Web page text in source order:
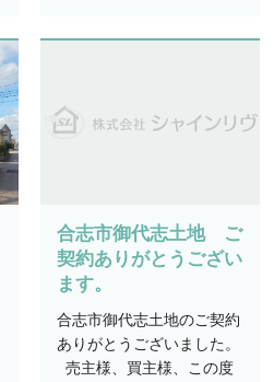
合志市御代志土地 ご
契約ありがとうござい
ます。
合志市御代志土地のご契約
ありがとうございました。
売主様、買主様、この度